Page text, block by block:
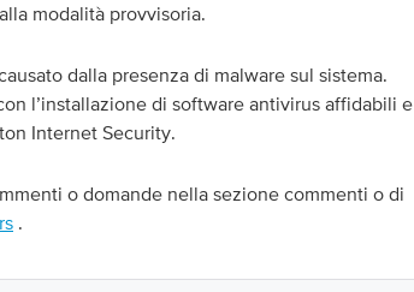
modalità provvisoria.
dalla presenza di malware sul sistema.
l’installazione di software antivirus affidabili e
Internet Security.
o domande nella sezione commenti o di
.